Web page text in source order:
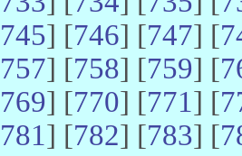
745] [746] [747] [
757] [758] [759] [
769] [770] [771] [
781] [782] [783] [